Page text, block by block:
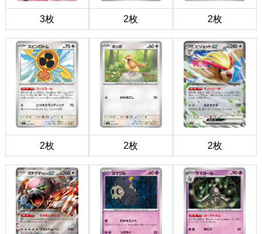
3枚 2枚 2枚
2枚 2枚 2枚